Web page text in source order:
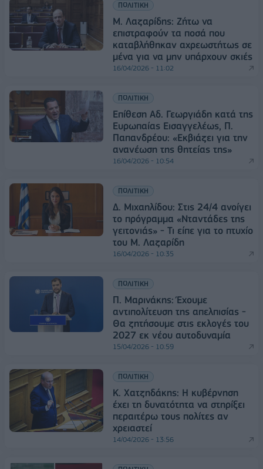
ΠΟΛΙΤΙΚΗ
Μ. Λαζαρίδης: Ζήτω να
επιστραφούν τα ποσά που
καταβλήθηκαν αχρεωστήτως σε
μένα για να μην υπάρχουν σκιές
16/04/2026 - 11:02
ΠΟΛΙΤΙΚΗ
Επίθεση Αδ. Γεωργιάδη κατά της
Ευρωπαίας Εισαγγελέως, Π.
Παπανδρέου: «Εκβιάζει για την
ανανέωση της θητείας της»
16/04/2026 - 10:54
ΠΟΛΙΤΙΚΗ
Δ. Μιχαηλίδου: Στις 24/4 ανοίγει
το πρόγραμμα «Νταντάδες της
γειτονιάς» - Τι είπε για το πτυχίο
του Μ. Λαζαρίδη
16/04/2026 - 10:35
ΠΟΛΙΤΙΚΗ
Π. Μαρινάκης: Έχουμε
αντιπολίτευση της απελπισίας -
Θα ζητήσουμε στις εκλογές του
2027 εκ νέου αυτοδυναμία
15/04/2026 - 10:59
ΠΟΛΙΤΙΚΗ
Κ. Χατζηδάκης: Η κυβέρνηση
έχει τη δυνατότητα να στηρίξει
περαιτέρω τους πολίτες αν
χρειαστεί
14/04/2026 - 13:56